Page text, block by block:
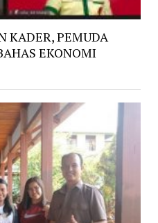
KADER, PEMUDA
EKONOMI